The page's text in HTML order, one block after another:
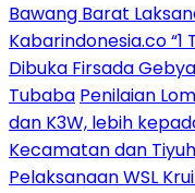
Bawang Barat
Kabarindonesia.co
Dibuka Firsada
Tubaba Penilaian
dan K3W, lebih
Kecamatan dan Tiyuh
Pelaksanaan WSL